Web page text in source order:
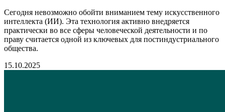
Сегодня невозможно обойти вниманием тему искусственного
интеллекта (ИИ). Эта технология активно внедряется
практически во все сферы человеческой деятельности и по
праву считается одной из ключевых для постиндустриального
общества.
15.10.2025